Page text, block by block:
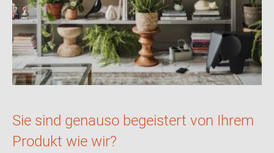
Sie sind genauso begeistert von Ihrem
Produkt wie wir?